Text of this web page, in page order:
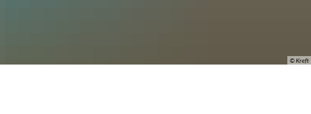
© Kreft